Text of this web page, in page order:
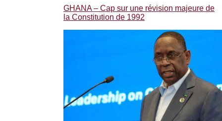
GHANA – Cap sur une révision majeure de
la Constitution de 1992